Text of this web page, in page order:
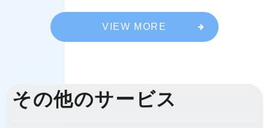
VIEW MORE
その他のサービス